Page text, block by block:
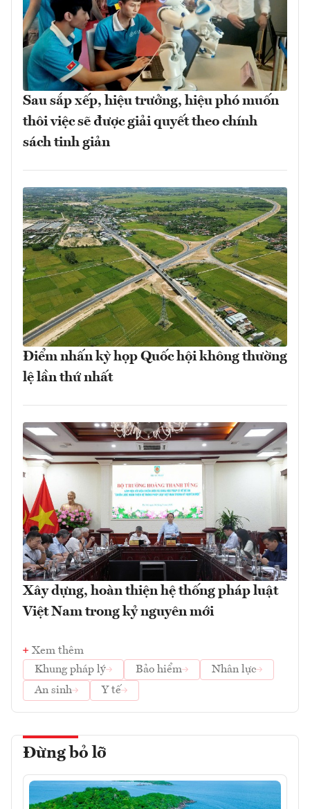
Sau sắp xếp, hiệu trưởng, hiệu phó muốn
thôi việc sẽ được giải quyết theo chính
sách tinh giản
Điểm nhấn kỳ họp Quốc hội không thường
lệ lần thứ nhất
Xây dựng, hoàn thiện hệ thống pháp luật
Việt Nam trong kỷ nguyên mới
Xem thêm
Khung pháp lý
Bảo hiểm
Nhân lực
An sinh
Y tế
Đừng bỏ lỡ